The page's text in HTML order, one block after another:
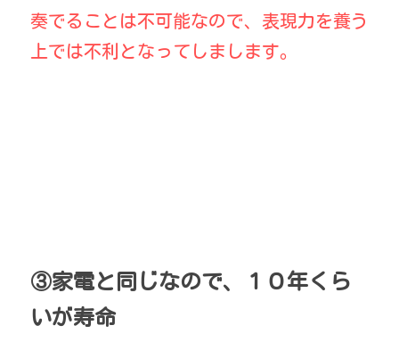
奏でることは不可能なので、表現力を養う
上では不利となってしまします。
③家電と同じなので、１０年くら
いが寿命